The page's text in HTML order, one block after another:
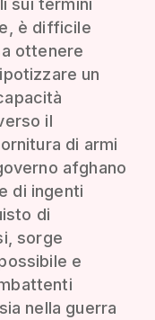
sui termini
è difficile
ottenere
un
il
di armi
afghano
di ingenti
di
sorge
e
nella guerra